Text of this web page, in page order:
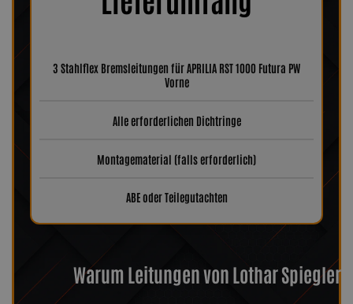
3 Stahlflex Bremsleitungen für APRILIA RST 1000 Futura PW
Vorne
Alle erforderlichen Dichtringe
Montagematerial (falls erforderlich)
ABE oder Teilegutachten
Warum Leitungen von Lothar Spiegler?